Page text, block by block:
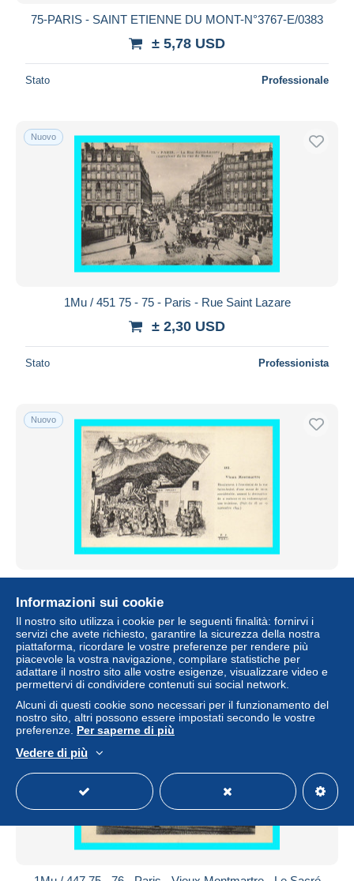
75-PARIS - SAINT ETIENNE DU MONT-N°3767-E/0383
± 5,78 USD
Stato Professionale
Nuovo
1Mu / 451 75 - 75 - Paris - Rue Saint Lazare
± 2,30 USD
Stato Professionista
Nuovo
à l'extrémité Rue St André
± 2,30 USD
Stato Professionista
Nuovo
Informazioni sui cookie
Il nostro sito utilizza i cookie per le seguenti finalità: fornirvi i
servizi che avete richiesto, garantire la sicurezza della nostra
piattaforma, ricordare le vostre preferenze per rendere più
piacevole la vostra navigazione, compilare statistiche per
adattare il nostro sito alle vostre esigenze, visualizzare video e
permettervi di condividere contenuti sui social network.
Alcuni di questi cookie sono necessari per il funzionamento del
nostro sito, altri possono essere impostati secondo le vostre
preferenze. Per saperne di più
Vedere di più